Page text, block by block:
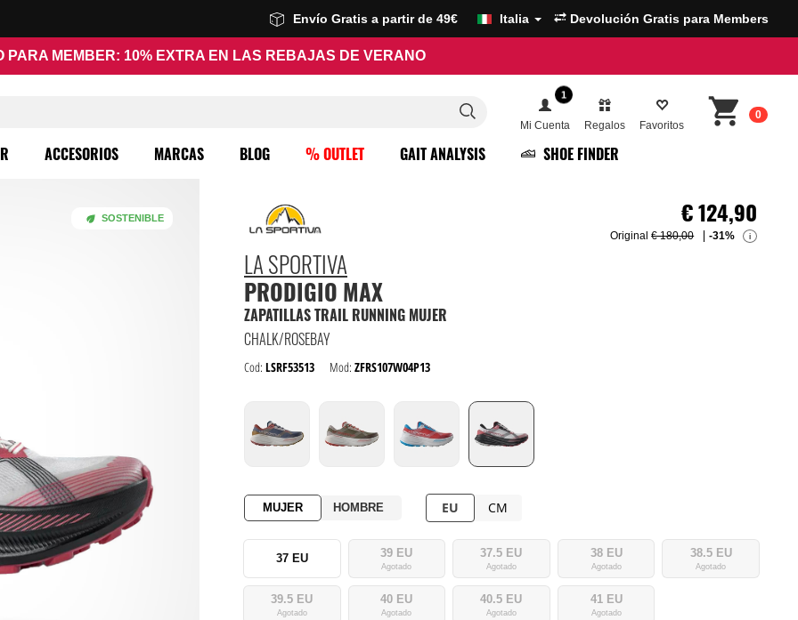
Envío Gratis a partir de 49€ Italia Devolución Gratis para Members
PARA MEMBER: 10% EXTRA EN LAS REBAJAS DE VERANO
1
Mi Cuenta Regalos Favoritos
0
ACCESORIOS MARCAS BLOG % OUTLET GAIT ANALYSIS SHOE FINDER
LA SPORTIVA
PRODIGIO MAX
ZAPATILLAS TRAIL RUNNING MUJER
CHALK/ROSEBAY
Cod: LSRF53513 Mod: ZFRS107W04P13
€124,90
Original€ 180,00 -31% i
MUJER HOMBRE EU CM
37 EU 39 EU
Agotado
37.5 EU
Agotado
38 EU
Agotado
38.5 EU
Agotado
39.5 EU
Agotado
40 EU
Agotado
40.5 EU
Agotado
41 EU
Agotado
SOSTENIBLE